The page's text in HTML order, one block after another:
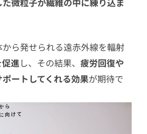
ら発せられる遠赤外線を輻射
進し、その結果、 疲労回復や
ートしてくれる効果が期待で